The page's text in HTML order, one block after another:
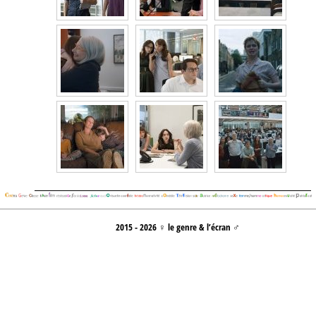
2015 - 2026 ♀ le genre & l’écran ♂